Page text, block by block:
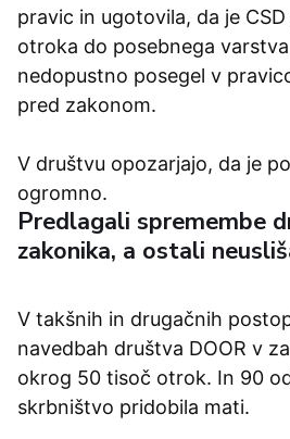
pravic in ugotovila, da je
otroka do posebnega
nedopustno posegel v
pred zakonom.
V društvu opozarjajo, da je
ogromno.
Predlagali spremembe
zakonika, a ostali
V takšnih in drugačnih
navedbah društva DOOR v
okrog 50 tisoč otrok. In 90
skrbništvo pridobila mati.